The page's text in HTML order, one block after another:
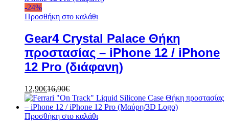
-24%
Προσθήκη στο καλάθι
Gear4 Crystal Palace Θήκη
προστασίας – iPhone 12 / iPhone
12 Pro (διάφανη)
12,90€16,90€
Προσθήκη στο καλάθι